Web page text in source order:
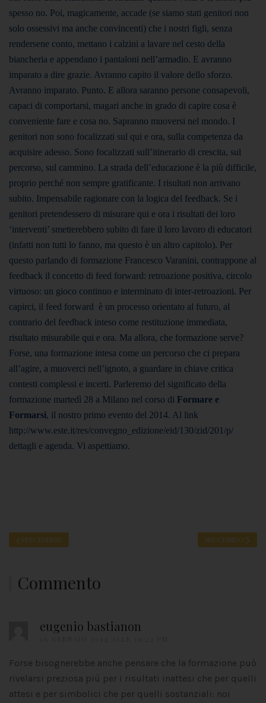
spesso no. Poi, magicamente, accade (se siamo stati genitori non
solo ossessivi ma anche convincenti) che i nostri figli, senza
rendersene conto, mettano i calzini a lavare nel cesto della
biancheria e appendano i pantaloni nell’armadio. E avranno
imparato a dire grazie. Avranno capito il valore dello sforzo.
Avranno imparato. Punto. E allora saranno persone consapevoli,
capaci di comportarsi, magari anche in grado di capire cosa è
conveniente fare e cosa no. Sapranno muoversi nel mondo. I
genitori non sono focalizzati sul qui e ora, sulla competenza da
acquisire adesso. Sono focalizzati sull’itinerario di crescita, sul
percorso, sul cammino. La strada dell’educazione è la più difficile,
proprio perché non sempre gratificante. I risultati non arrivano
subito. Impensabile ragionare con la logica del feedback. Se i
genitori pretendessero di misurare qui e ora i risultati dei loro
‘interventi’ smetterebbero subito di fare il loro lavoro di educatori
(infatti non tutti lo fanno, ma questo è un altro capitolo). Per
questo parlando di formazione Francesco Varanini, contrappone al
feedback il concetto di feed forward: retroazione positiva, circolo
virtuoso: un gioco continuo e interminato di inter-retroazioni. Per
capirci, il feed forward è un processo orientato al futuro, al
contrario del feedback inteso come restituzione immediata,
risultato misurabile qui e ora. Ma allora, che formazione serve?
Forse, una formazione intesa come un percorso che ci prepara
all’agire, a muoverci nell’ignoto, a guardare in chiave critica
contesti complessi e incerti. Parleremo del significato della
formazione martedì 28 a Milano nel corso di Formare e
Formarsi, il nostro primo evento del 2014. Al link
http://www.este.it/res/convegno_edizione/eid/130/zid/201/p/
dettagli e agenda. Vi aspettiamo.
PRECEDENTE SUCCESSIVO
Commento
eugenio bastianon
Forse bisognerebbe anche pensare che la formazione può
rivelarsi preziosa più per i risultati inattesi che per quelli
attesi e per simbolici che per quelli sostanziali: noi